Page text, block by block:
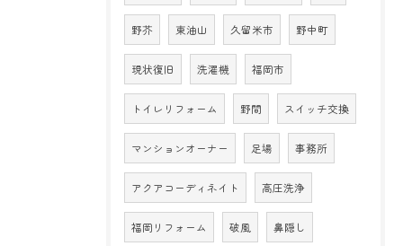
野芥 東油山 久留米市 野中町
現状復旧 洗濯機 福岡市
トイレリフォーム 野間 スイッチ交換
マンションオーナー 足場 事務所
アクアコーディネイト 高圧洗浄
福岡リフォーム 破風 鼻隠し